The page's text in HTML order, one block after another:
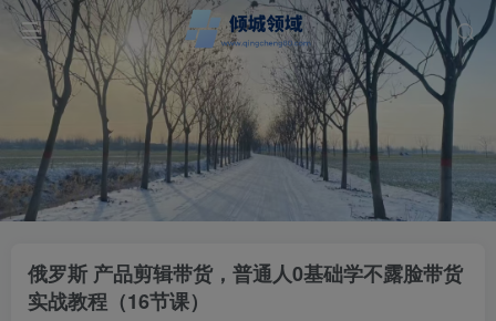
俄罗斯 产品剪辑带货，普通人0基础学不露脸带货
实战教程（16节课）